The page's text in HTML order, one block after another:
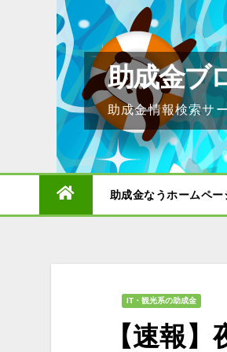
助成金ブ
助成金情報検索サ
助成金なうホームペー
IT・観光系の助成金
【速報